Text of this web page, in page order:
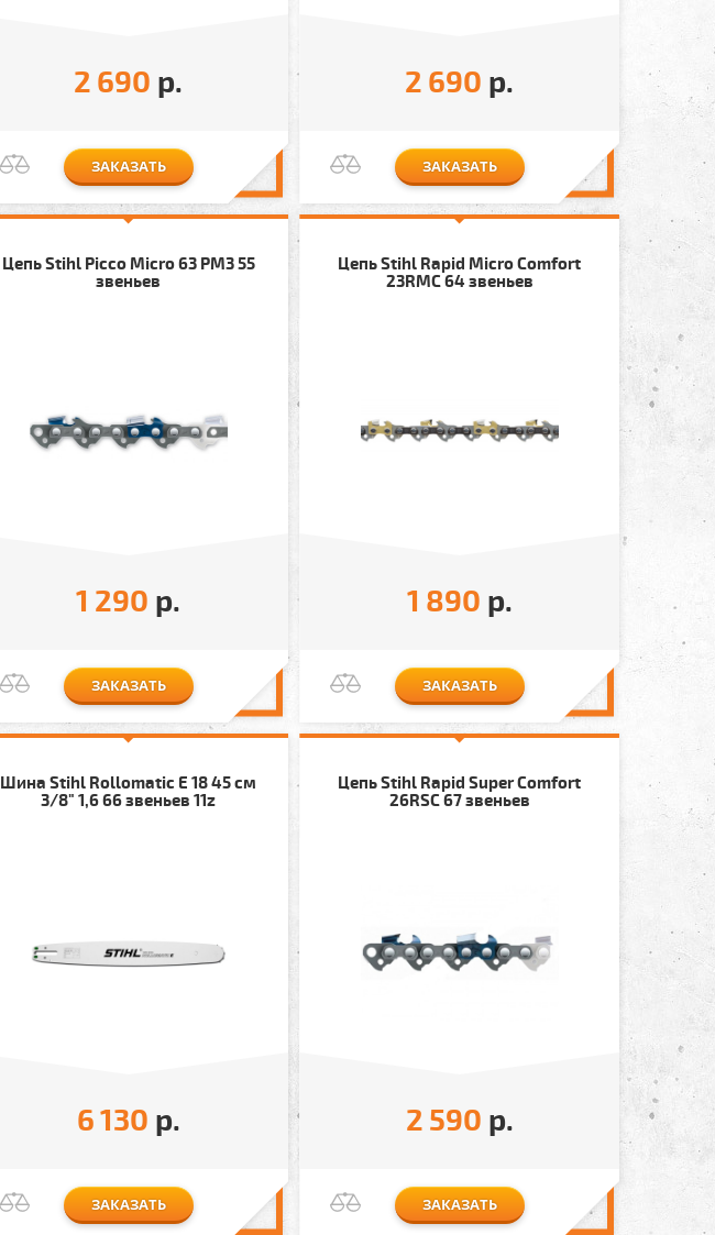
2 690 р.
ЗАКАЗАТЬ
2 690 р.
ЗАКАЗАТЬ
Цепь Stihl Picco Micro 63 PM3 55
звеньев
1 290 р.
ЗАКАЗАТЬ
Цепь Stihl Rapid Micro Comfort
23RMC 64 звеньев
1 890 р.
ЗАКАЗАТЬ
Шина Stihl Rollomatic E 18 45 см
3/8" 1,6 66 звеньев 11z
6 130 р.
ЗАКАЗАТЬ
Цепь Stihl Rapid Super Comfort
26RSC 67 звеньев
2 590 р.
ЗАКАЗАТЬ